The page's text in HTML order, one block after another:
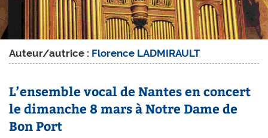
Auteur/autrice : Florence LADMIRAULT
L’ensemble vocal de Nantes en concert
le dimanche 8 mars à Notre Dame de
Bon Port